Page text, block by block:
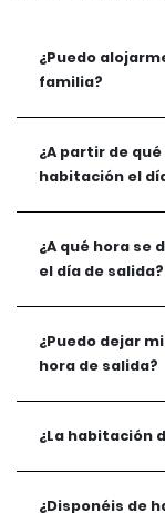
¿Puedo
familia?
¿A partir de
habitación el
¿A qué hora se
el día de salida?
¿Puedo dejar
hora de salida?
¿La habitación
¿Disponéis de